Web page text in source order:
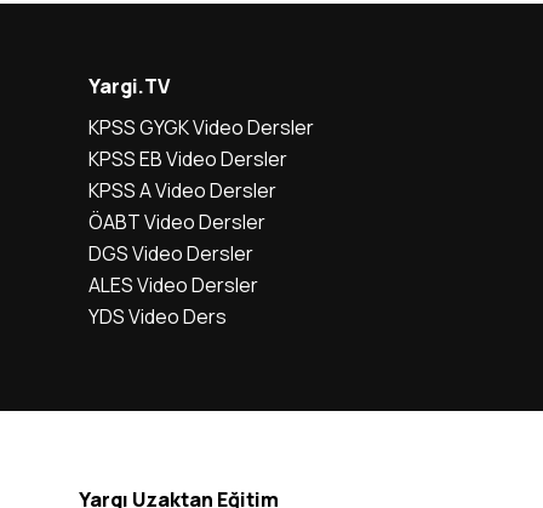
Yargi.TV
KPSS GYGK Video Dersler
KPSS EB Video Dersler
KPSS A Video Dersler
ÖABT Video Dersler
DGS Video Dersler
ALES Video Dersler
YDS Video Ders
Yargı Uzaktan Eğitim